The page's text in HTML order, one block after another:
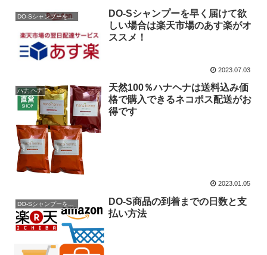
DO-Sシャンプーを購入
DO-Sシャンプーを早く届けて欲
しい場合は楽天市場のあす楽がオ
ススメ！
2023.07.03
ハナ ヘナ
天然100％ハナヘナは送料込み価
格で購入できるネコポス配送がお
得です
2023.01.05
DO-Sシャンプーを購入
DO-S商品の到着までの日数と支
払い方法